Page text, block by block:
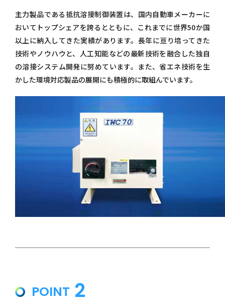
主力製品である抵抗溶接制御装置は、国内自動車メーカーに
おいてトップシェアを誇るとともに、これまでに世界50か国
以上に納入してきた実績があります。長年に亘り培ってきた
技術やノウハウと、人工知能などの最新技術を融合した独自
の溶接システム開発に努めています。また、省エネ技術を生
かした環境対応製品の展開にも積極的に取組んでいます。
POINT 2